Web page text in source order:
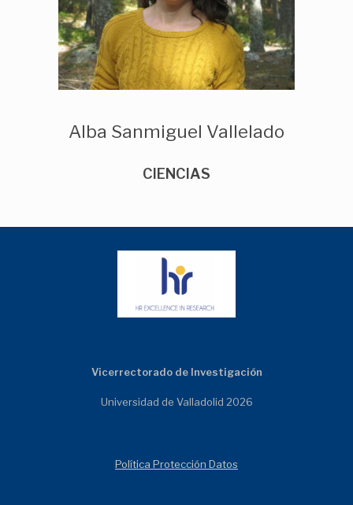
Alba Sanmiguel Vallelado
CIENCIAS
Vicerrectorado de Investigación
Universidad de Valladolid 2026
Política Protección Datos